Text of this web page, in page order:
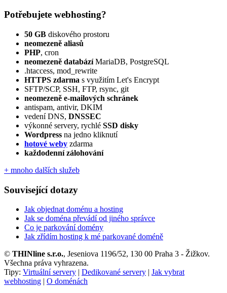
Potřebujete webhosting?
50 GB diskového prostoru
neomezeně aliasů
PHP, cron
neomezeně databázíMariaDB, PostgreSQL
.htaccess, mod_rewrite
HTTPS zdarma s využitím Let's Encrypt
SFTP/SCP, SSH, FTP, rsync, git
neomezeně e‑mailových schránek
antispam, antivir, DKIM
vedení DNS, DNSSEC
výkonné servery, rychlé SSD disky
Wordpress na jedno kliknutí
hotové weby zdarma
každodenní zálohování
+ mnoho dalších služeb
Související dotazy
Jak objednat doménu a hosting
Jak se doména převádí od jiného správce
Co je parkování domény
Jak zřídím hosting k mé parkované doméně
© THINline s.r.o., Jeseniova 1196/52, 130 00 Praha 3 - Žižkov.
Všechna práva vyhrazena.
Tipy: Virtuální servery | Dedikované servery | Jak vybrat
webhosting | O doménách